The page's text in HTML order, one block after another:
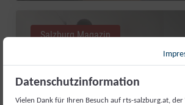
Salzburg Magazin
Datenschutzinformation
Vielen Dank für Ihren Besuch auf rts-salzburg.at, der